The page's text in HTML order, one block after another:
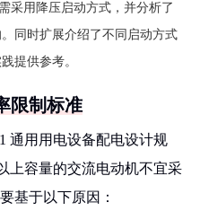
采用降压启动方式，并分析了
同时扩展介绍了不同启动方式
提供参考。
限制标准
通用用电设备配电设计规
上容量的交流电动机不宜采
基于以下原因：